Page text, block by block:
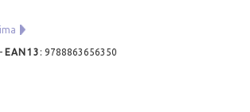
- EAN13 :9788863656350